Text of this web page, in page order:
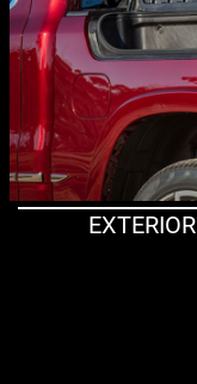
EXTERIOR